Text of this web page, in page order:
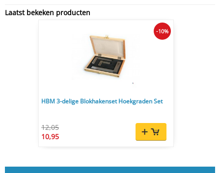
Laatst bekeken producten
HBM 3-delige Blokhakenset Hoekgraden Set
12,05
10,95
-10%